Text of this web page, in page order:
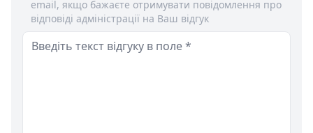
email, якщо бажаєте отримувати повідомлення про
відповіді адміністрації на Ваш відгук